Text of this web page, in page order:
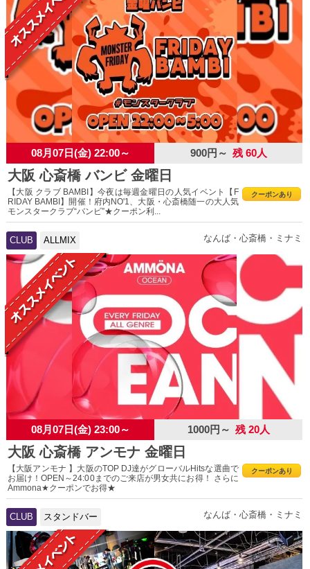
08月07日(金) 22:00～ 900円～ 残 60人
大阪 心斎橋 バンビ 金曜日
クーポンあり
【大阪 クラブ BAMBI】今夜は毎週金曜日の人気イベント【F
RIDAY BAMBI】開催！府内NO'1、大阪・心斎橋随一の大人気
モンスタークラブ“バンビ”★クーポン利...
CLUB ALLMIX なんば・心斎橋・ミナミ
08月07日(金) 23:00～ 1000円～ 残 20人
大阪 心斎橋 アンモナ 金曜日
クーポンあり
【大阪アンモナ 】大阪のTOP DJ達がグローバルHitsな選曲で
お届け！OPEN～24:00までのご来店が男女共にお得！ さらに
Ammona★クーポンでお得★
CLUB スタンドバー なんば・心斎橋・ミナミ